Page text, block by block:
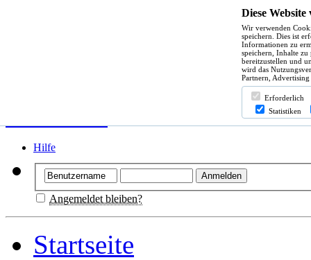
Hilfe
Angemeldet bleiben?
Startseite
Diese
Wir verwenden
speichern. Dies ist
Informationen zu
speichern, Inhalte
bereitzustellen und
wird das
Partnern,
Erforderlich
Statistiken